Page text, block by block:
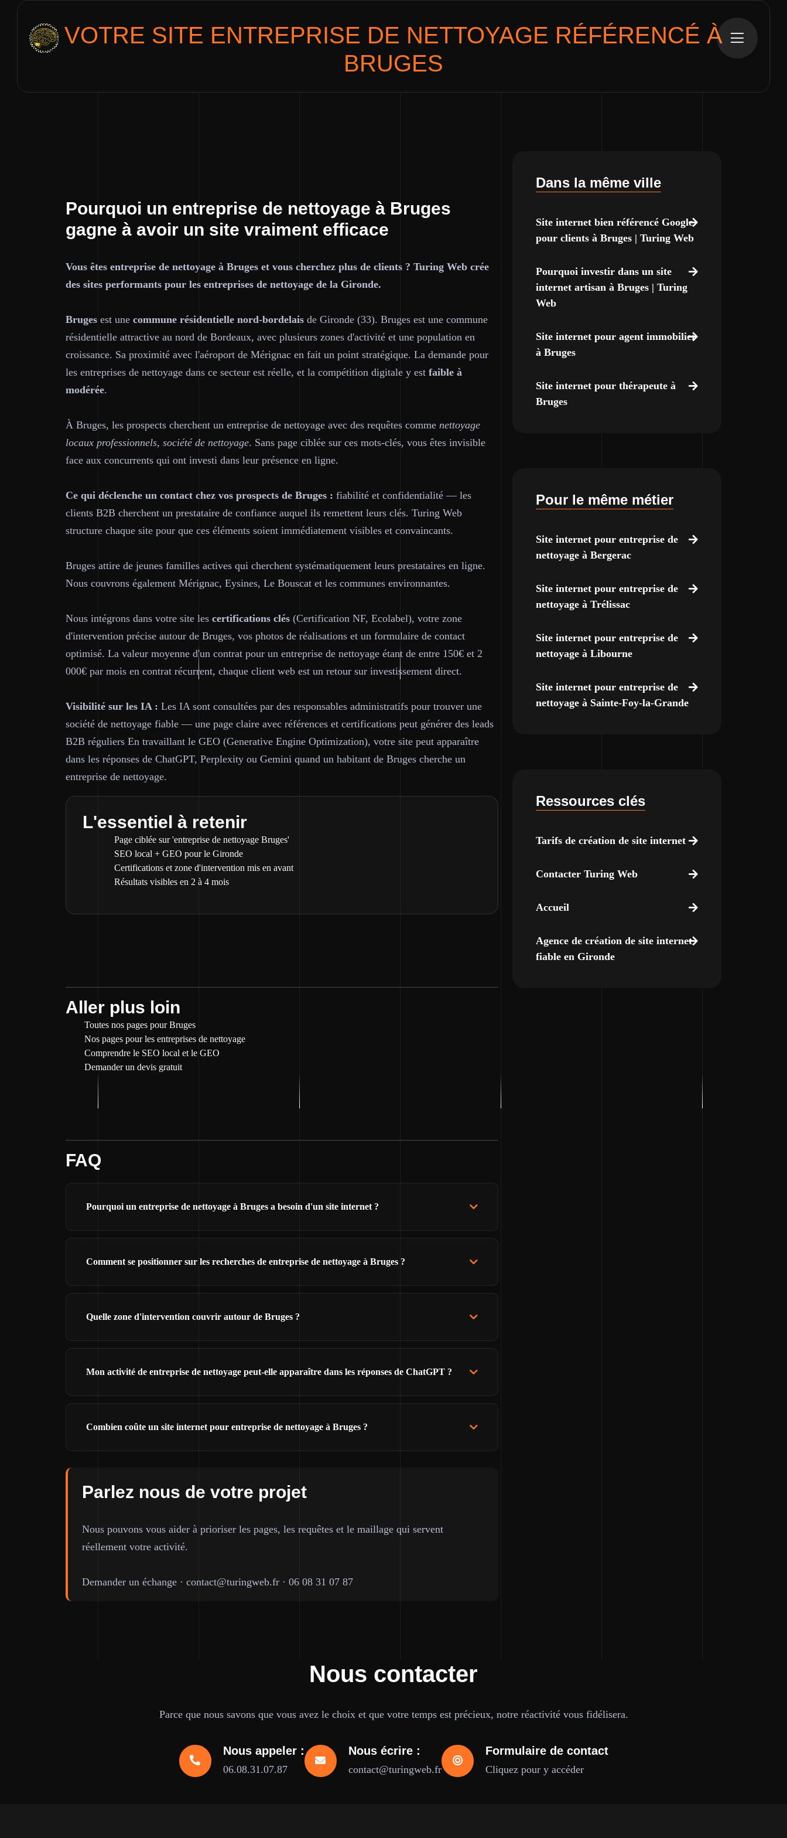
VOTRE SITE ENTREPRISE DE NETTOYAGE RÉFÉRENCÉ À
BRUGES
Pourquoi un entreprise de nettoyage à Bruges
gagne à avoir un site vraiment efficace
Vous êtes entreprise de nettoyage à Bruges et vous cherchez plus de clients ? Turing Web crée
des sites performants pour les entreprises de nettoyage de la Gironde.
Bruges est une commune résidentielle nord-bordelais de Gironde (33). Bruges est une commune
résidentielle attractive au nord de Bordeaux, avec plusieurs zones d'activité et une population en
croissance. Sa proximité avec l'aéroport de Mérignac en fait un point stratégique. La demande pour
les entreprises de nettoyage dans ce secteur est réelle, et la compétition digitale y est faible à
modérée.
À Bruges, les prospects cherchent un entreprise de nettoyage avec des requêtes comme nettoyage
locaux professionnels, société de nettoyage. Sans page ciblée sur ces mots-clés, vous êtes invisible
face aux concurrents qui ont investi dans leur présence en ligne.
Ce qui déclenche un contact chez vos prospects de Bruges : fiabilité et confidentialité — les
clients B2B cherchent un prestataire de confiance auquel ils remettent leurs clés. Turing Web
structure chaque site pour que ces éléments soient immédiatement visibles et convaincants.
Bruges attire de jeunes familles actives qui cherchent systématiquement leurs prestataires en ligne.
Nous couvrons également Mérignac, Eysines, Le Bouscat et les communes environnantes.
Nous intégrons dans votre site les certifications clés (Certification NF, Ecolabel), votre zone
d'intervention précise autour de Bruges, vos photos de réalisations et un formulaire de contact
optimisé. La valeur moyenne d'un contrat pour un entreprise de nettoyage étant de entre 150€ et 2
000€ par mois en contrat récurrent, chaque client web est un retour sur investissement direct.
Visibilité sur les IA : Les IA sont consultées par des responsables administratifs pour trouver une
société de nettoyage fiable — une page claire avec références et certifications peut générer des leads
B2B réguliers En travaillant le GEO (Generative Engine Optimization), votre site peut apparaître
dans les réponses de ChatGPT, Perplexity ou Gemini quand un habitant de Bruges cherche un
entreprise de nettoyage.
L'essentiel à retenir
Page ciblée sur 'entreprise de nettoyage Bruges'
SEO local + GEO pour le Gironde
Certifications et zone d'intervention mis en avant
Résultats visibles en 2 à 4 mois
Aller plus loin
Toutes nos pages pour Bruges
Nos pages pour les entreprises de nettoyage
Comprendre le SEO local et le GEO
Demander un devis gratuit
FAQ
Pourquoi un entreprise de nettoyage à Bruges a besoin d'un site internet ?
Comment se positionner sur les recherches de entreprise de nettoyage à Bruges ?
Quelle zone d'intervention couvrir autour de Bruges ?
Mon activité de entreprise de nettoyage peut-elle apparaître dans les réponses de ChatGPT ?
Combien coûte un site internet pour entreprise de nettoyage à Bruges ?
Parlez nous de votre projet
Nous pouvons vous aider à prioriser les pages, les requêtes et le maillage qui servent
réellement votre activité.
Demander un échange · contact@turingweb.fr · 06 08 31 07 87
Dans la même ville
Site internet bien référencé Google
pour clients à Bruges | Turing Web
Pourquoi investir dans un site
internet artisan à Bruges | Turing
Web
Site internet pour agent immobilier
à Bruges
Site internet pour thérapeute à
Bruges
Pour le même métier
Site internet pour entreprise de
nettoyage à Bergerac
Site internet pour entreprise de
nettoyage à Trélissac
Site internet pour entreprise de
nettoyage à Libourne
Site internet pour entreprise de
nettoyage à Sainte-Foy-la-Grande
Ressources clés
Tarifs de création de site internet
Contacter Turing Web
Accueil
Agence de création de site internet
fiable en Gironde
Nous contacter
Parce que nous savons que vous avez le choix et que votre temps est précieux, notre réactivité vous fidélisera.
Nous appeler :
06.08.31.07.87
Nous écrire :
contact@turingweb.fr
Formulaire de contact
Cliquez pour y accéder